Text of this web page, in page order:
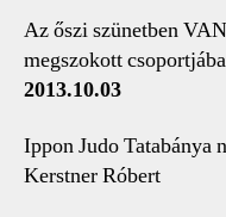
Az őszi szünetben
megszokott
2013.10.03
Ippon Judo Tatabánya
Kerstner Róbert